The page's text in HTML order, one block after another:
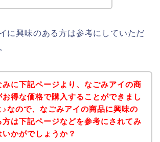
に興味のある方は参考にしていただ
みに下記ページより、なごみアイの商
お得な価格で購入することができまし
♪なので、なごみアイの商品に興味の
方は下記ページなどを参考にされてみ
いかがでしょうか？